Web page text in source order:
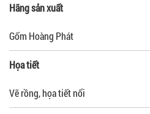
Hãng sản xuất
Gốm Hoàng Phát
Họa tiết
Vẽ rồng, họa tiết nổi